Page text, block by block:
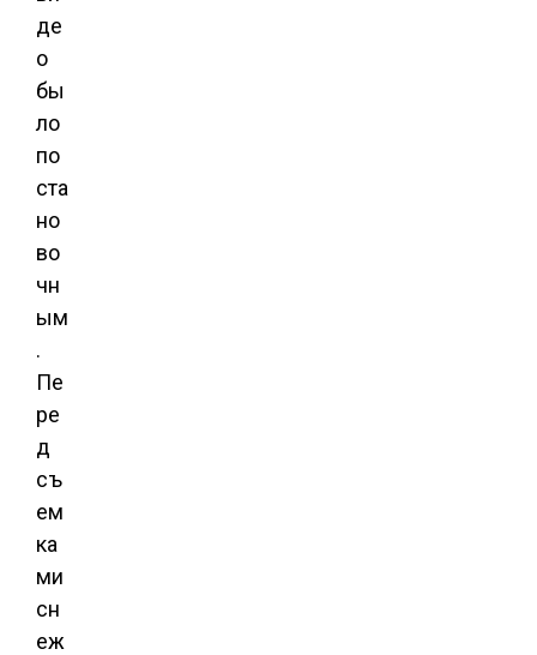
де
о
бы
ло
по
ста
но
во
чн
ым
.
Пе
ре
д
съ
ем
ка
ми
сн
еж